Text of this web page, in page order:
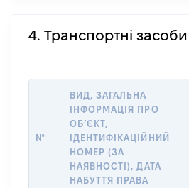
4. Транспортні засоби
№
ВИД, ЗАГАЛЬНА
ІНФОРМАЦІЯ ПРО
ОБ’ЄКТ,
ІДЕНТИФІКАЦІЙНИЙ
НОМЕР (ЗА
НАЯВНОСТІ), ДАТА
НАБУТТЯ ПРАВА